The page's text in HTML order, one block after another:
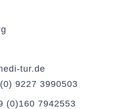
tur.de
9227 3990503
(0)160 7942553